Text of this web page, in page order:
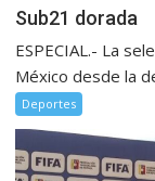
Sub21 dorada
ESPECIAL.- La
México desde la
Deportes